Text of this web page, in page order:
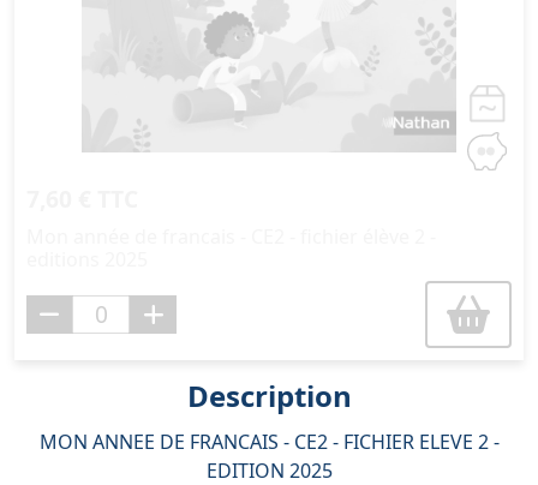
Description
MON ANNEE DE FRANCAIS - CE2 - FICHIER ELEVE 2 -
EDITION 2025